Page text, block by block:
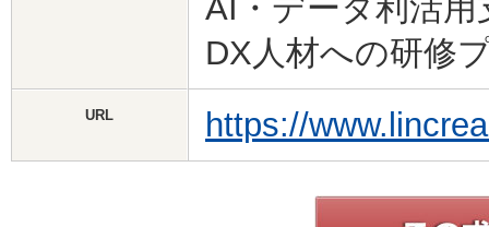
AI・データ利活用
DX人材への研修
URL https://